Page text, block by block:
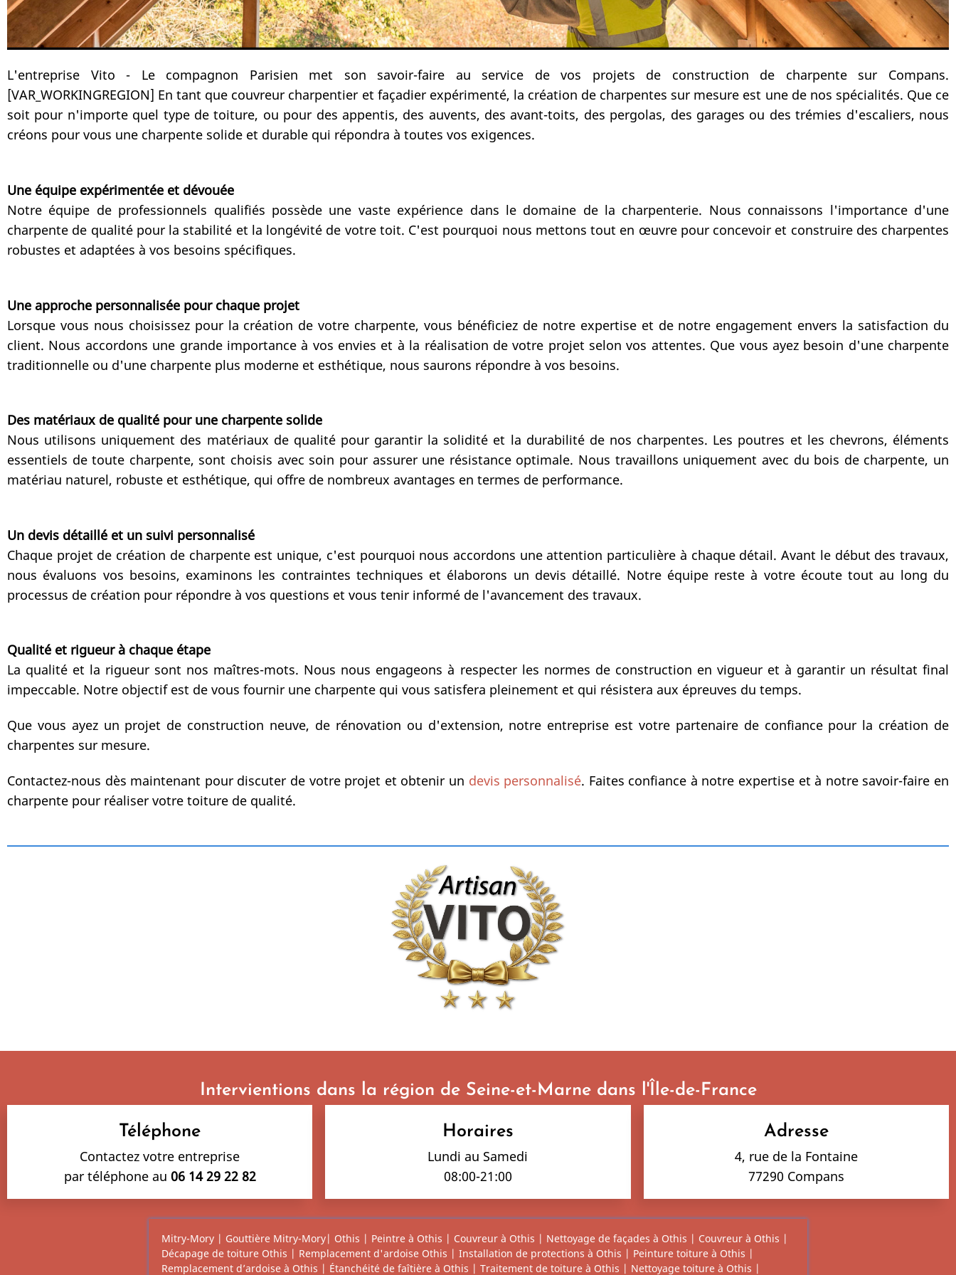
L'entreprise Vito - Le compagnon Parisien met son savoir-faire au service de vos projets de construction de charpente sur Compans.
[VAR_WORKINGREGION] En tant que couvreur charpentier et façadier expérimenté, la création de charpentes sur mesure est une de nos spécialités. Que ce
soit pour n'importe quel type de toiture, ou pour des appentis, des auvents, des avant-toits, des pergolas, des garages ou des trémies d'escaliers, nous
créons pour vous une charpente solide et durable qui répondra à toutes vos exigences.
Une équipe expérimentée et dévouée
Notre équipe de professionnels qualifiés possède une vaste expérience dans le domaine de la charpenterie. Nous connaissons l'importance d'une
charpente de qualité pour la stabilité et la longévité de votre toit. C'est pourquoi nous mettons tout en œuvre pour concevoir et construire des charpentes
robustes et adaptées à vos besoins spécifiques.
Une approche personnalisée pour chaque projet
Lorsque vous nous choisissez pour la création de votre charpente, vous bénéficiez de notre expertise et de notre engagement envers la satisfaction du
client. Nous accordons une grande importance à vos envies et à la réalisation de votre projet selon vos attentes. Que vous ayez besoin d'une charpente
traditionnelle ou d'une charpente plus moderne et esthétique, nous saurons répondre à vos besoins.
Des matériaux de qualité pour une charpente solide
Nous utilisons uniquement des matériaux de qualité pour garantir la solidité et la durabilité de nos charpentes. Les poutres et les chevrons, éléments
essentiels de toute charpente, sont choisis avec soin pour assurer une résistance optimale. Nous travaillons uniquement avec du bois de charpente, un
matériau naturel, robuste et esthétique, qui offre de nombreux avantages en termes de performance.
Un devis détaillé et un suivi personnalisé
Chaque projet de création de charpente est unique, c'est pourquoi nous accordons une attention particulière à chaque détail. Avant le début des travaux,
nous évaluons vos besoins, examinons les contraintes techniques et élaborons un devis détaillé. Notre équipe reste à votre écoute tout au long du
processus de création pour répondre à vos questions et vous tenir informé de l'avancement des travaux.
Qualité et rigueur à chaque étape
La qualité et la rigueur sont nos maîtres-mots. Nous nous engageons à respecter les normes de construction en vigueur et à garantir un résultat final
impeccable. Notre objectif est de vous fournir une charpente qui vous satisfera pleinement et qui résistera aux épreuves du temps.
Que vous ayez un projet de construction neuve, de rénovation ou d'extension, notre entreprise est votre partenaire de confiance pour la création de
charpentes sur mesure.
Contactez-nous dès maintenant pour discuter de votre projet et obtenir un devis personnalisé. Faites confiance à notre expertise et à notre savoir-faire en
charpente pour réaliser votre toiture de qualité.
Intervientions dans la région de Seine-et-Marne dans l'Île-de-France
Téléphone
Contactez votre entreprise
par téléphone au 06 14 29 22 82
Horaires
Lundi au Samedi
08:00-21:00
Adresse
4, rue de la Fontaine
77290 Compans
Mitry-Mory| Gouttière Mitry-Mory| Othis | Peintre à Othis | Couvreur à Othis | Nettoyage de façades à Othis | Couvreur à Othis |
Décapage de toiture Othis | Remplacement d'ardoise Othis | Installation de protections à Othis | Peinture toiture à Othis |
Remplacement d’ardoise à Othis | Étanchéité de faîtière à Othis | Traitement de toiture à Othis | Nettoyage toiture à Othis |